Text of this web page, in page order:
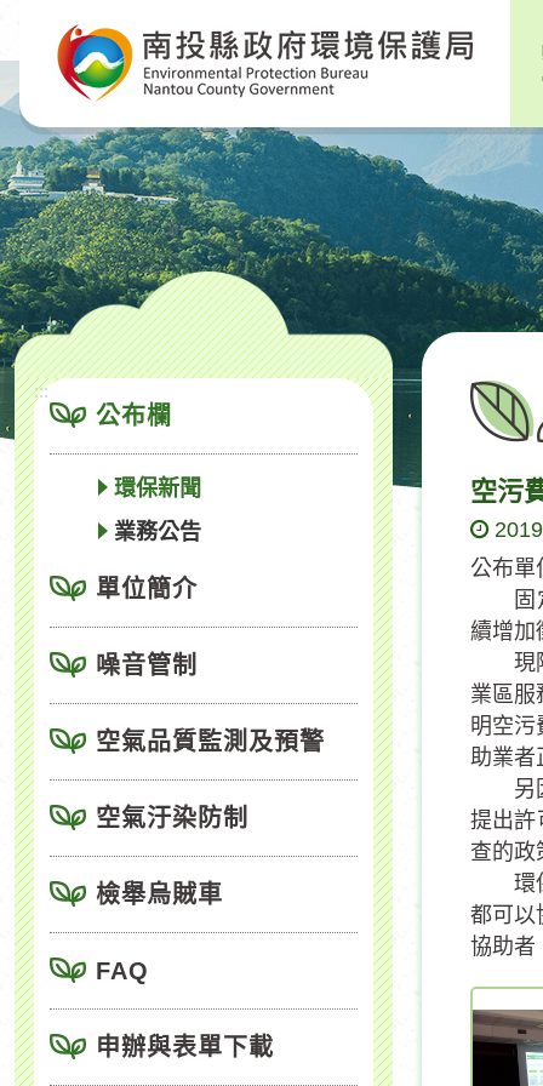
要
內
容
區
塊
:::
公布欄
環保新聞
業務公告
單位簡介
噪音管制
空氣品質監測及預警
空氣汙染防制
檢舉烏賊車
FAQ
申辦與表單下載
空污
公布單
固定
續增加
現階
業區服
明空污
助業者
另因
提出許
查的政
環保
都可以
協助者